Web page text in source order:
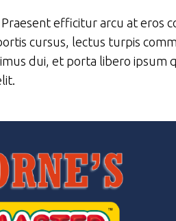
efficitur arcu at eros
cursus, lectus turpis
dui, et porta libero ipsum